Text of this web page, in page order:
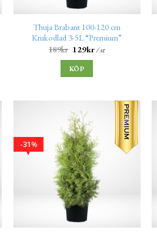
Thuja Brabant 100-120 cm
Krukodlad 3-5L “Premium”
189kr 129kr/ st
KÖP
%
31